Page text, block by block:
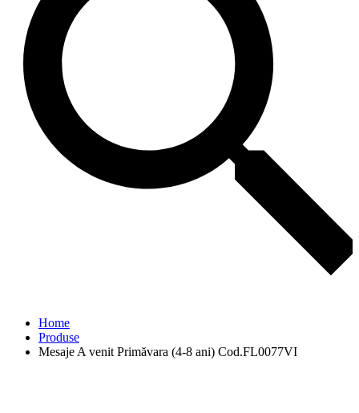
Home
Produse
Mesaje A venit Primăvara (4-8 ani) Cod.FL0077VI